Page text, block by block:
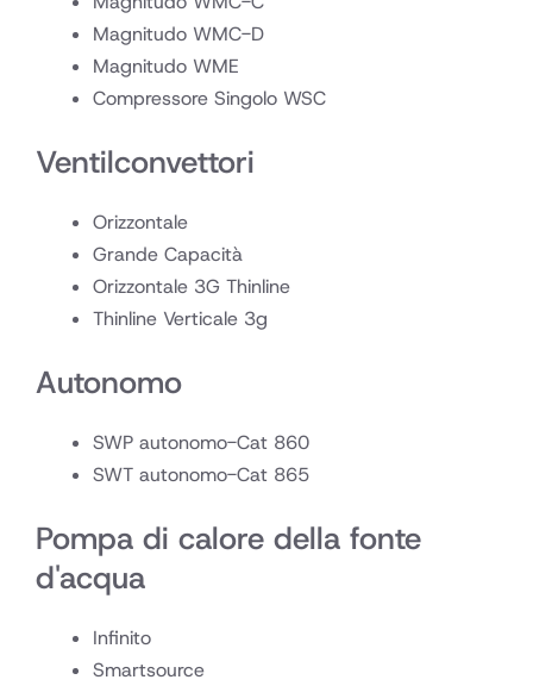
Magnitudo WMC-D
Magnitudo WME
Compressore Singolo WSC
Ventilconvettori
Orizzontale
Grande Capacità
Orizzontale 3G Thinline
Thinline Verticale 3g
Autonomo
SWP autonomo-Cat 860
SWT autonomo-Cat 865
Pompa di calore della fonte
d'acqua
Infinito
Smartsource